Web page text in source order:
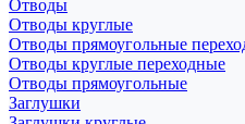
Отводы
Отводы круглые
Отводы прямоугольные
Отводы круглые переходные
Отводы прямоугольные
Заглушки